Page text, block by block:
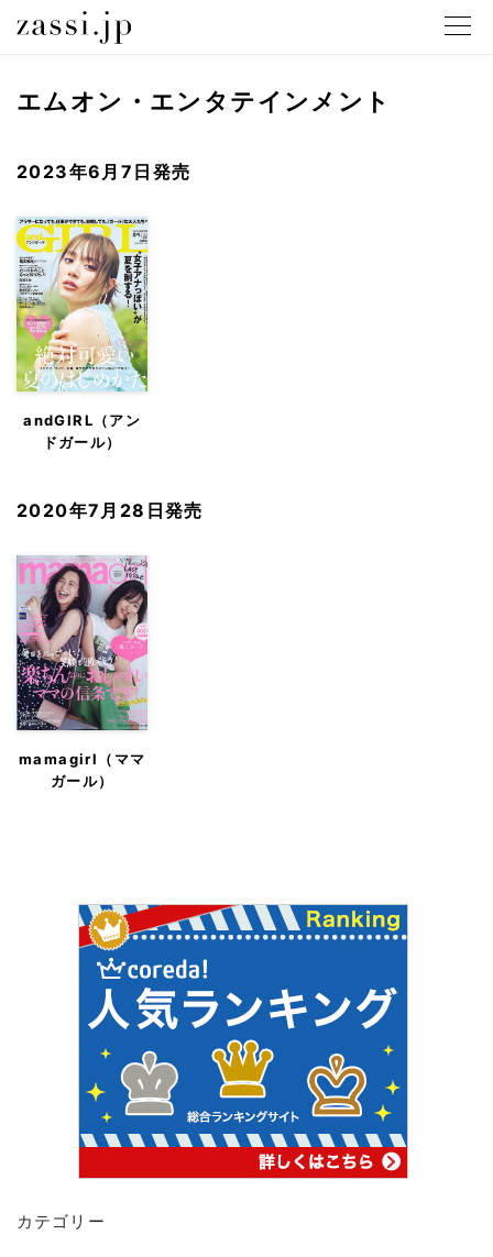
メニュ
エムオン・エンタテインメント
2023年6月7日発売
andGIRL（アン
ドガール）
2020年7月28日発売
mamagirl（ママ
ガール）
カテゴリー